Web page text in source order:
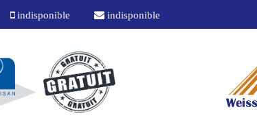
indisponible indisponible